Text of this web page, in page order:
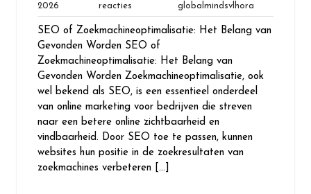
2026
mei
2026
reactiesGeen
reacties
globalmindsvlhora
SEO of Zoekmachineoptimalisatie: Het Belang van
Gevonden Worden SEO of
Zoekmachineoptimalisatie: Het Belang van
Gevonden Worden Zoekmachineoptimalisatie, ook
wel bekend als SEO, is een essentieel onderdeel
van online marketing voor bedrijven die streven
naar een betere online zichtbaarheid en
vindbaarheid. Door SEO toe te passen, kunnen
websites hun positie in de zoekresultaten van
zoekmachines verbeteren […]